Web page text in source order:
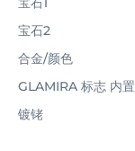
宝石2
合金/颜色
GLAMIRA 标志 内置
镀铑